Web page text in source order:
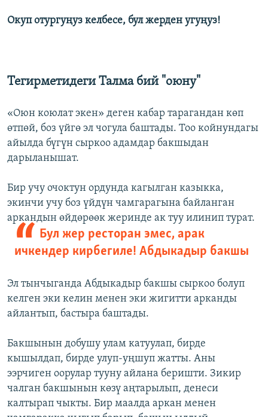
Окуп отургуңуз келбесе, бул жерден угуңуз!
Тегирметидеги Талма бий "оюну"
«Оюн коюлат экен» деген кабар тарагандан көп
өтпөй, боз үйгө эл чогула баштады. Тоо койнундагы
айылда бүгүн сыркоо адамдар бакшыдан
дарыланышат.
Бир учу очоктун ордунда кагылган казыкка,
экинчи учу боз үйдүн чамгарагына байланган
аркандын өйдөрөөк жеринде ак туу илинип турат.
Бул жер ресторан эмес, арак
ичкендер кирбегиле! Абдыкадыр бакшы
Эл тынчыганда Абдыкадыр бакшы сыркоо болуп
келген эки келин менен эки жигитти арканды
айлантып, бастыра баштады.
Бакшынын добушу улам катуулап, бирде
кышылдап, бирде улуп-уңшуп жатты. Аны
ээрчиген оорулар тууну айлана беришти. Зикир
чалган бакшынын көзү аңтарылып, денеси
калтырап чыкты. Бир маалда аркан менен